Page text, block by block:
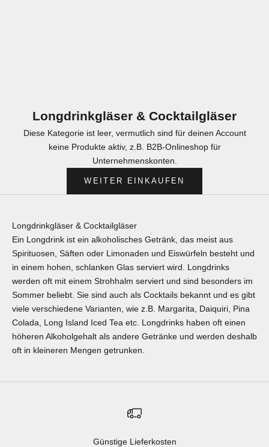
Longdrinkgläser & Cocktailgläser
Diese Kategorie ist leer, vermutlich sind für deinen Account
keine Produkte aktiv, z.B. B2B-Onlineshop für
Unternehmenskonten.
WEITER EINKAUFEN
Longdrinkgläser & Cocktailgläser
Ein Longdrink ist ein alkoholisches Getränk, das meist aus
Spirituosen, Säften oder Limonaden und Eiswürfeln besteht und
in einem hohen, schlanken Glas serviert wird. Longdrinks
werden oft mit einem Strohhalm serviert und sind besonders im
Sommer beliebt. Sie sind auch als Cocktails bekannt und es gibt
viele verschiedene Varianten, wie z.B. Margarita, Daiquiri, Pina
Colada, Long Island Iced Tea etc. Longdrinks haben oft einen
höheren Alkoholgehalt als andere Getränke und werden deshalb
oft in kleineren Mengen getrunken.
Günstige Lieferkosten